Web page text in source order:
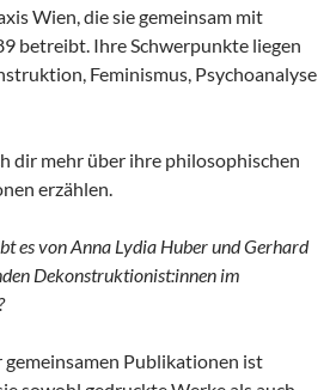
Wien, die sie gemeinsam mit
betreibt. Ihre Schwerpunkte liegen
Feminismus, Psychoanalyse
dir mehr über ihre philosophischen
erzählen.
es von Anna Lydia Huber und Gerhard
Dekonstruktionist:innen im
gemeinsamen Publikationen ist